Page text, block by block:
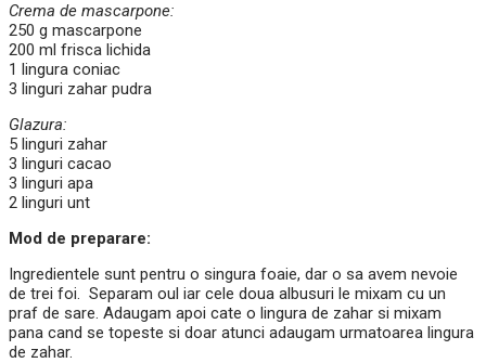
Crema de mascarpone:
250 g mascarpone
200 ml frisca lichida
1 lingura coniac
3 linguri zahar pudra
Glazura:
5 linguri zahar
3 linguri cacao
3 linguri apa
2 linguri unt
Mod de preparare:
Ingredientele sunt pentru o singura foaie, dar o sa avem nevoie
de trei foi. Separam oul iar cele doua albusuri le mixam cu un
praf de sare. Adaugam apoi cate o lingura de zahar si mixam
pana cand se topeste si doar atunci adaugam urmatoarea lingura
de zahar.